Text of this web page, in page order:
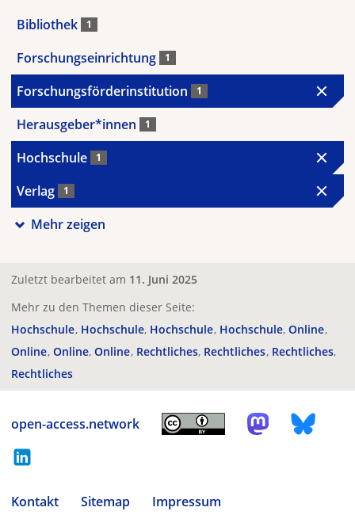
Bibliothek 1
Forschungseinrichtung 1
Forschungsförderinstitution 1
Herausgeber*innen 1
Hochschule 1
Verlag 1
Mehr zeigen
Zuletzt bearbeitet am 11. Juni 2025
Mehr zu den Themen dieser Seite:
Hochschule Hochschule Hochschule Hochschule Online
Online Online Online Rechtliches Rechtliches Rechtliches
Rechtliches
open-access.network
Kontakt Sitemap
Impressum